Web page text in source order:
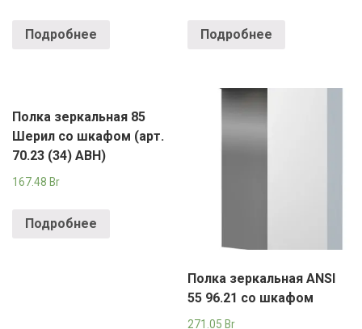
Подробнее Подробнее
Полка зеркальная 85
Шерил со шкафом (арт.
70.23 (34) АВН)
167.48 Br
Подробнее
Полка зеркальная ANSI
55 96.21 со шкафом
271.05 Br